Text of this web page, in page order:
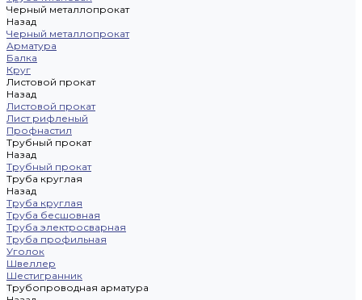
Черный металлопрокат
Назад
Черный металлопрокат
Арматура
Балка
Круг
Листовой прокат
Назад
Листовой прокат
Лист рифленый
Профнастил
Трубный прокат
Назад
Трубный прокат
Труба круглая
Назад
Труба круглая
Труба бесшовная
Труба электросварная
Труба профильная
Уголок
Швеллер
Шестигранник
Трубопроводная арматура